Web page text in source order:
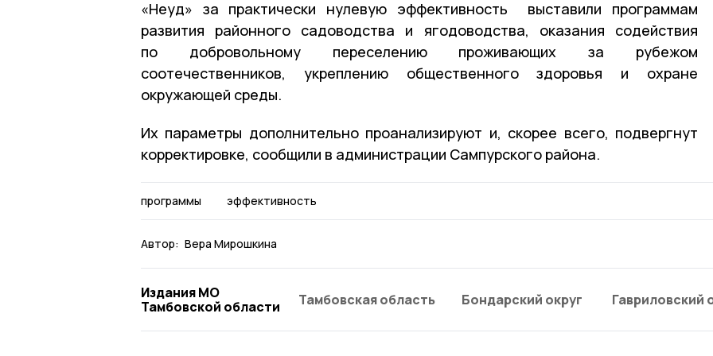
«Неуд» за практически нулевую эффективность выставили программам
развития районного садоводства и ягодоводства, оказания содействия
по добровольному переселению проживающих за рубежом
соотечественников, укреплению общественного здоровья и охране
окружающей среды.
Их параметры дополнительно проанализируют и, скорее всего, подвергнут
корректировке, сообщили в администрации Сампурского района.
программы эффективность
Автор: Вера Мирошкина
Издания МО
Тамбовской области
Тамбовская область Бондарский округ Гавриловский